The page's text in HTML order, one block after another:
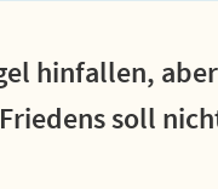
hinfallen,
soll